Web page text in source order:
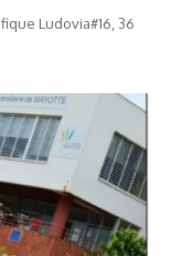
Ludovia#16, 36